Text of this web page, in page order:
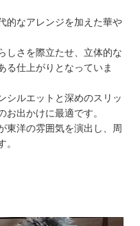
的なアレンジを加えた華や
しさを際立たせ、立体的な
る仕上がりとなっていま
シルエットと深めのスリッ
お出かけに最適です。
東洋の雰囲気を演出し、周